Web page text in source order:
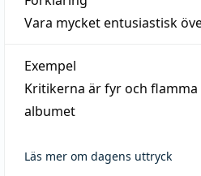
Vara mycket entusiastisk
Exempel
Kritikerna är fyr och
albumet
Läs mer om dagens uttryck